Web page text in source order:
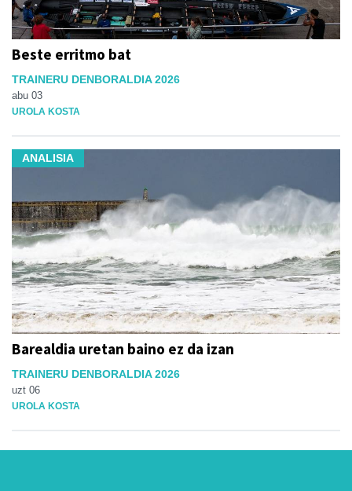
Beste erritmo bat
TRAINERU DENBORALDIA 2026
abu 03
UROLA KOSTA
ANALISIA
Barealdia uretan baino ez da izan
TRAINERU DENBORALDIA 2026
uzt 06
UROLA KOSTA